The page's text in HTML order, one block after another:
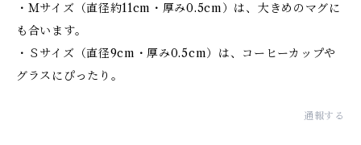
・Ｍサイズ（直径約11cm・厚み0.5cm）は、大きめのマグに
も合います。
・Ｓサイズ（直径9cm・厚み0.5cm）は、コーヒーカップや
グラスにぴったり。
通報する